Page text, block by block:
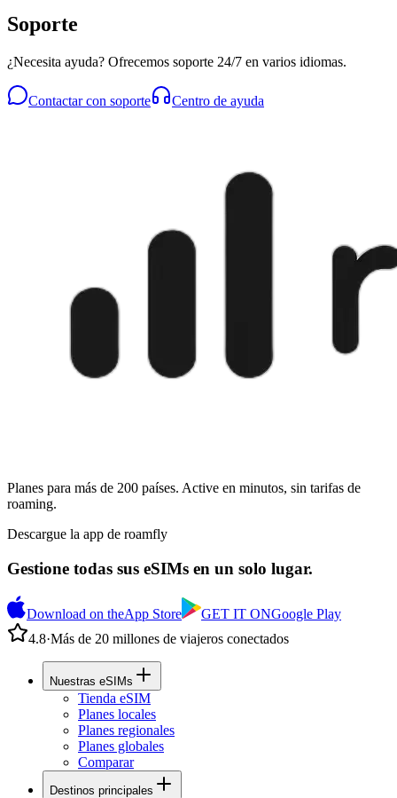
Soporte
¿Necesita ayuda? Ofrecemos soporte 24/7 en varios idiomas.
Contactar con soporte Centro de ayuda
Planes para más de 200 países. Active en minutos, sin tarifas de
roaming.
Descargue la app de roamfly
Gestione todas sus eSIMs en un solo lugar.
Download on theApp Store GET IT ONGoogle Play
4.8·Más de 20 millones de viajeros conectados
Nuestras eSIMs
Tienda eSIM
Planes locales
Planes regionales
Planes globales
Comparar
Destinos principales